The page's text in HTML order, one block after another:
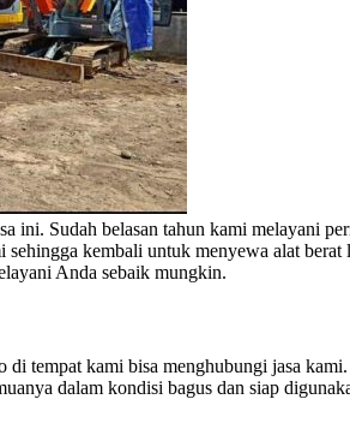
ini. Sudah belasan tahun kami melayani
kembali untuk menyewa alat
Anda sebaik mungkin.
di tempat kami bisa menghubungi jasa
dalam kondisi bagus dan siap